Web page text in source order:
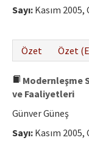
Sayı: Kasım 2005,
Özet
Özet
Modernleşme
ve Faaliyetleri
Günver Güneş
Sayı: Kasım 2005,